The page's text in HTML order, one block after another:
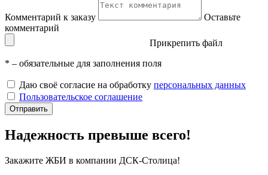
Комментарий к заказу
Оставьте
комментарий
Прикрепить файл
* – обязательные для заполнения поля
Даю своё согласие на обработку персональных данных
Пользовательское соглашение
Отправить
Надежность превыше всего!
Закажите ЖБИ в компании ДСК-Столица!